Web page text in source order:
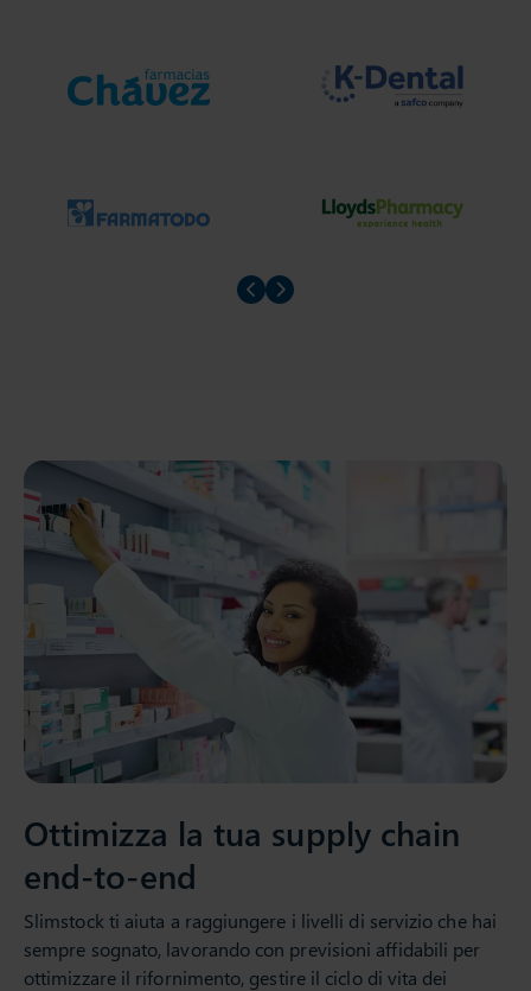
Prev slider
Prev slider
Ottimizza la tua supply chain
end-to-end
Slimstock ti aiuta a raggiungere i livelli di servizio che hai
sempre sognato, lavorando con previsioni affidabili per
ottimizzare il rifornimento, gestire il ciclo di vita dei